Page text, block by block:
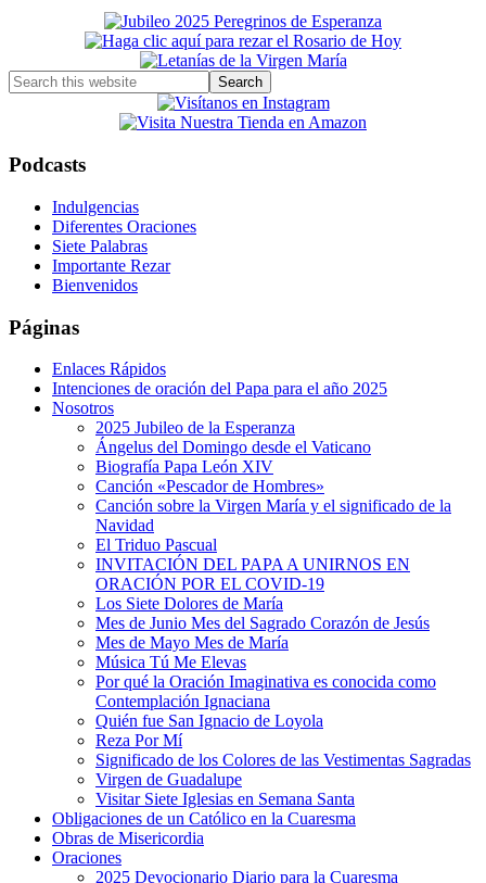
Primary
Sidebar
Search
this
Podcasts
Indulgencias
Diferentes Oraciones
Siete Palabras
Importante Rezar
Bienvenidos
Páginas
Enlaces Rápidos
Intenciones de oración del Papa para el año 2025
Nosotros
2025 Jubileo de la Esperanza
Ángelus del Domingo desde el Vaticano
Biografía Papa León XIV
Canción «Pescador de Hombres»
Canción sobre la Virgen María y el significado de la
Navidad
El Triduo Pascual
INVITACIÓN DEL PAPA A UNIRNOS EN
ORACIÓN POR EL COVID-19
Los Siete Dolores de María
Mes de Junio Mes del Sagrado Corazón de Jesús
Mes de Mayo Mes de María
Música Tú Me Elevas
Por qué la Oración Imaginativa es conocida como
Contemplación Ignaciana
Quién fue San Ignacio de Loyola
Reza Por Mí
Significado de los Colores de las Vestimentas Sagradas
Virgen de Guadalupe
Visitar Siete Iglesias en Semana Santa
Obligaciones de un Católico en la Cuaresma
Obras de Misericordia
Oraciones
2025 Devocionario Diario para la Cuaresma